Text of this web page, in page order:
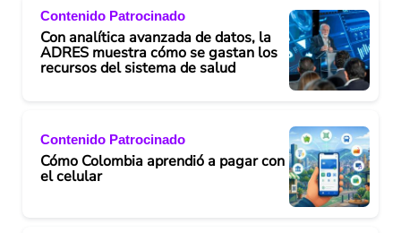
Contenido Patrocinado
Con analítica avanzada de datos, la
ADRES muestra cómo se gastan los
recursos del sistema de salud
Contenido Patrocinado
Cómo Colombia aprendió a pagar con
el celular